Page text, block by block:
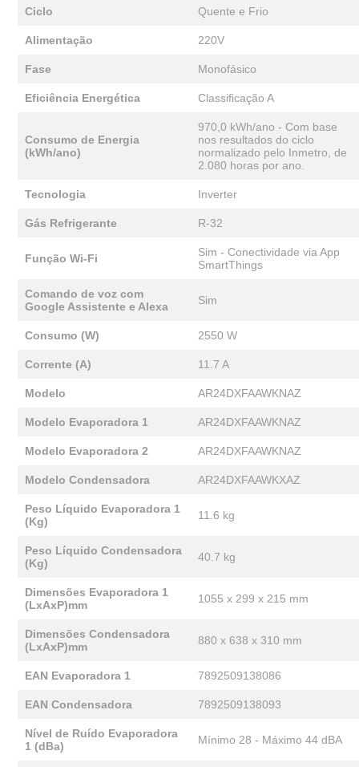
Ciclo Quente e Frio
Alimentação 220V
Fase Monofásico
Eficiência Energética Classificação A
Consumo de Energia
(kWh/ano)
970,0 kWh/ano - Com base
nos resultados do ciclo
normalizado pelo Inmetro, de
2.080 horas por ano.
Tecnologia Inverter
Gás Refrigerante R-32
Função Wi-Fi
Sim - Conectividade via App
SmartThings
Comando de voz com
Google Assistente e Alexa
Sim
Consumo (W) 2550 W
Corrente (A) 11.7 A
Modelo AR24DXFAAWKNAZ
Modelo Evaporadora 1 AR24DXFAAWKNAZ
Modelo Evaporadora 2 AR24DXFAAWKNAZ
Modelo Condensadora AR24DXFAAWKXAZ
Peso Líquido Evaporadora 1
(Kg)
11.6 kg
Peso Líquido Condensadora
(Kg)
40.7 kg
Dimensões Evaporadora 1
(LxAxP)mm
1055 x 299 x 215 mm
Dimensões Condensadora
(LxAxP)mm
880 x 638 x 310 mm
EAN Evaporadora 1 7892509138086
EAN Condensadora 7892509138093
Nível de Ruído Evaporadora
1 (dBa)
Mínimo 28 - Máximo 44 dBA